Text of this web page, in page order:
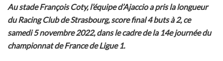
Au stade François Coty, l’équipe d’Ajaccio a pris la longueur
du Racing Club de Strasbourg, score final 4 buts à 2, ce
samedi 5 novembre 2022, dans le cadre de la 14e journée du
championnat de France de Ligue 1.